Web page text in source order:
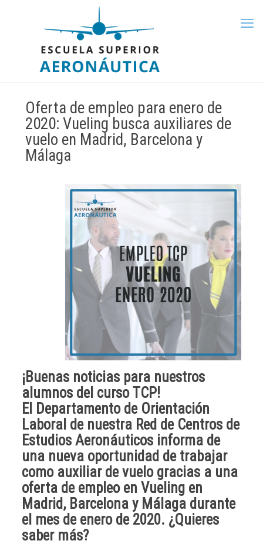
Oferta de empleo para enero de
2020: Vueling busca auxiliares de
vuelo en Madrid, Barcelona y
Málaga
¡Buenas noticias para nuestros
alumnos del curso TCP!
El Departamento de Orientación
Laboral de nuestra Red de Centros de
Estudios Aeronáuticosinforma de
una nueva oportunidad de trabajar
como auxiliar de vuelogracias a una
oferta de empleo en Vueling en
Madrid, Barcelona y Málaga durante
el mes de enero de 2020. ¿Quieres
saber más?